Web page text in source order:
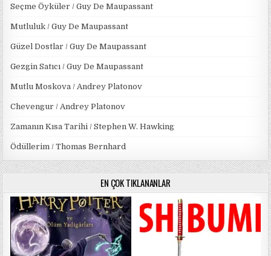
Seçme Öyküler / Guy De Maupassant
Mutluluk / Guy De Maupassant
Güzel Dostlar / Guy De Maupassant
Gezgin Satıcı / Guy De Maupassant
Mutlu Moskova / Andrey Platonov
Chevengur / Andrey Platonov
Zamanın Kısa Tarihi / Stephen W. Hawking
Ödüllerim / Thomas Bernhard
EN ÇOK TIKLANANLAR